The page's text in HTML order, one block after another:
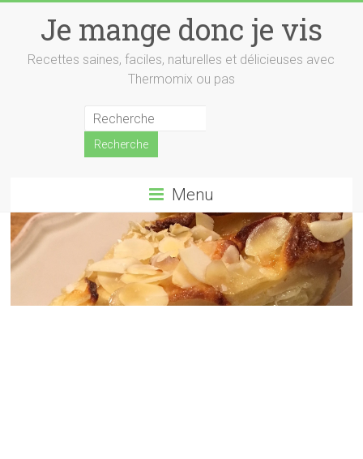
contentJe mange donc je vis
Recettes saines, faciles, naturelles et délicieuses avec
Thermomix ou pas
Menu